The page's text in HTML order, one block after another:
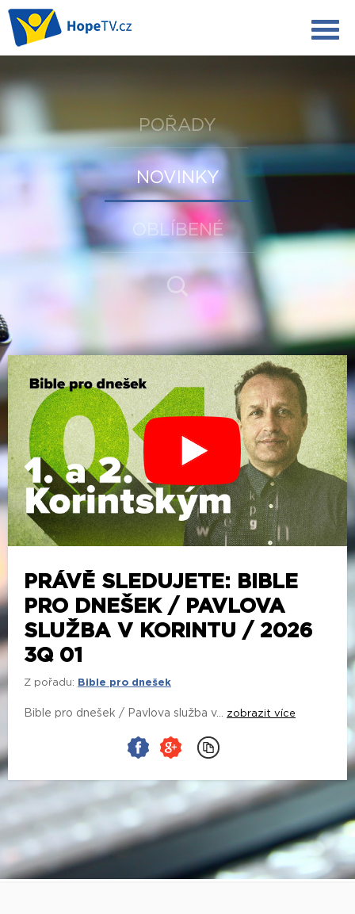
POŘADY
NOVINKY
OBLÍBENÉ
PRÁVĚ SLEDUJETE: BIBLE
PRO DNEŠEK / PAVLOVA
SLUŽBA V KORINTU / 2026
3Q 01
Z pořadu: Bible pro dnešek
Bible pro dnešek / Pavlova služba v... zobrazit více